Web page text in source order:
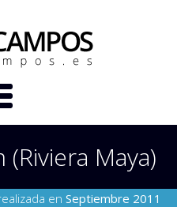
Maya)
en Septiembre 2011